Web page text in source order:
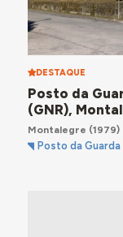
DESTAQUE
Posto da
(GNR),
Montalegre (1979)
Posto da Guarda